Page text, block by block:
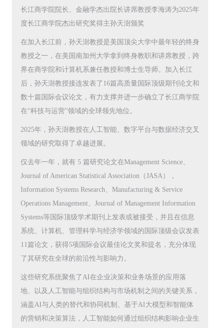
长江商学院院长、金融学杰出院长讲席教授李海涛为2025年
度长江商学院杰出研究奖得主孙天澍颁奖
在加入长江前，孙天澍教授是美国顶尖大学中最年轻的终身
教授之一，在美国南加州大学拿到终身教职和讲席教授，跨
界在商学院和计算机系兼任教授和博士生导师。加入长江
后，孙天澍教授接连发表了16篇高质量国际顶级期刊论文和
数十篇国际会议论文，有力支撑并进一步确立了长江商学院
在“科技与运营”领域的全球领先地位。
2025年，孙天澍教授在人工智能、数字平台与数据经济交叉
领域的研究取得了卓越进展。
仅去年一年，就有 5 篇研究论文在Management Science、
Journal of American Statistical Association（JASA），
Information Systems Research、Manufacturing & Service
Operations Management、Journal of Management Information
Systems等国际顶级学术期刊上发表或被接受，并且在信息
系统、计算机、管理科学与经济学领域的国际顶级会议发表
11篇论文，获得5项国际会议最佳论文奖和提名，充分体现
了其研究在全球的前沿性与影响力。
这些研究系统聚焦了AI在企业决策和业务场景的应用落
地、以及人工智能与组织结构与市场机制之间的关键关系，
涵盖AI与人类的替代和协同机制、基于AI大模型和智能体
的营销和决策算法，人工智能如何通过组织结构影响企业生